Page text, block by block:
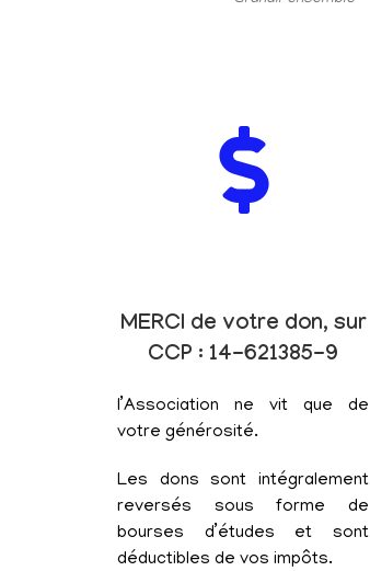
MERCI de votre don, sur
CCP : 14-621385-9
l’Association ne vit que de
votre générosité.
Les dons sont intégralement
reversés sous forme de
bourses d’études et sont
déductibles de vos impôts.